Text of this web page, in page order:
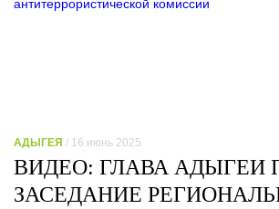
АДЫГЕЯ / 16 июнь 2025
ВИДЕО: ГЛАВА АДЫГЕИ
ЗАСЕДАНИЕ